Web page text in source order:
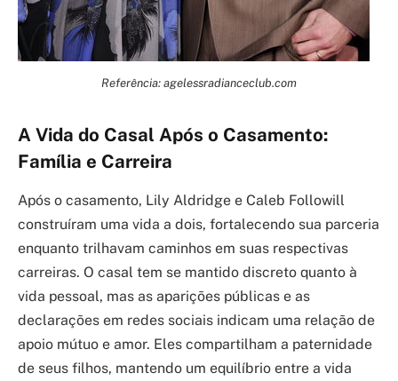
Referência: agelessradianceclub.com
A Vida do Casal Após o Casamento:
Família e Carreira
Após o casamento, Lily Aldridge e Caleb Followill
construíram uma vida a dois, fortalecendo sua parceria
enquanto trilhavam caminhos em suas respectivas
carreiras. O casal tem se mantido discreto quanto à
vida pessoal, mas as aparições públicas e as
declarações em redes sociais indicam uma relação de
apoio mútuo e amor. Eles compartilham a paternidade
de seus filhos, mantendo um equilíbrio entre a vida